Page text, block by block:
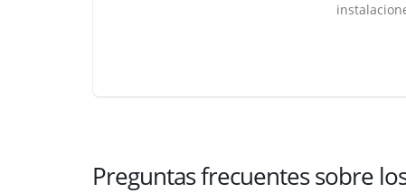
Preguntas frecuentes sobre